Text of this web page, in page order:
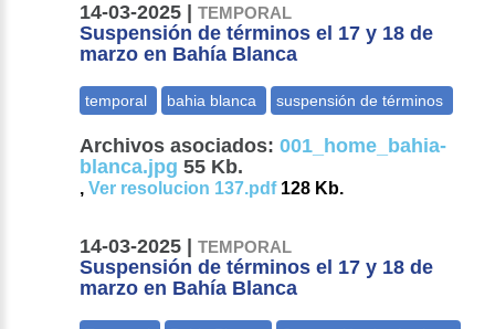
14-03-2025 |TEMPORAL
Suspensión de términos el 17 y 18 de
marzo en Bahía Blanca
Archivos asociados: 001_home_bahia-
blanca.jpg 55 Kb.
,Ver resolucion 137.pdf128 Kb.
14-03-2025 |TEMPORAL
Suspensión de términos el 17 y 18 de
marzo en Bahía Blanca